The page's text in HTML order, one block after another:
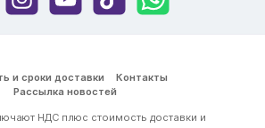
и сроки доставки
Контакты
Рассылка новостей
НДС плюс стоимость доставки и